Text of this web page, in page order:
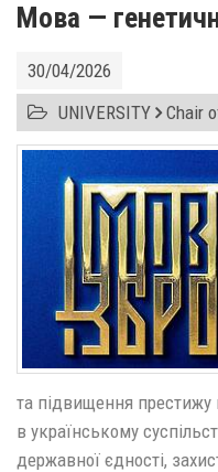
Мова —
30/04/2026
UNIVERSITY Chair
та підвищення престижу
в українському
державної єдності,